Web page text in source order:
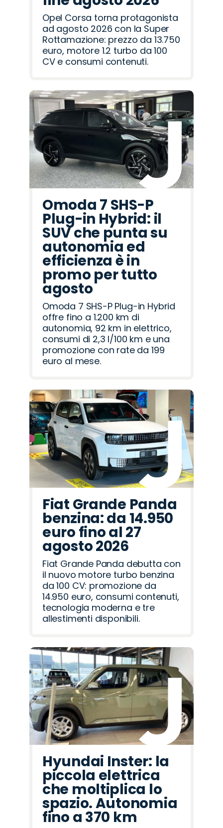
Opel Corsa torna protagonista
ad agosto 2026 con la Super
Rottamazione: prezzo da 13.750
euro, motore 1.2 turbo da 100
CV e consumi contenuti.
Omoda 7 SHS-P
Plug-in Hybrid: il
SUV che punta su
autonomia ed
efficienza è in
promo per tutto
agosto
Omoda 7 SHS-P Plug-in Hybrid
offre fino a 1.200 km di
autonomia, 92 km in elettrico,
consumi di 2,3 l/100 km e una
promozione con rate da 199
euro al mese.
Fiat Grande Panda
benzina: da 14.950
euro fino al 27
agosto 2026
Fiat Grande Panda debutta con
il nuovo motore turbo benzina
da 100 CV: promozione da
14.950 euro, consumi contenuti,
tecnologia moderna e tre
allestimenti disponibili.
Hyundai Inster: la
piccola elettrica
che moltiplica lo
spazio. Autonomia
fino a 370 km